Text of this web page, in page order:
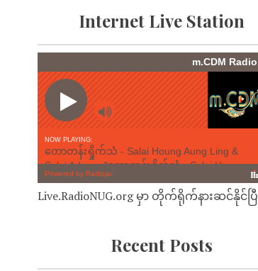
Internet Live Station
Live.RadioNUG.org မှာ တိုက်ရိုက်နားဆင်နိုင်ပြီ
Recent Posts